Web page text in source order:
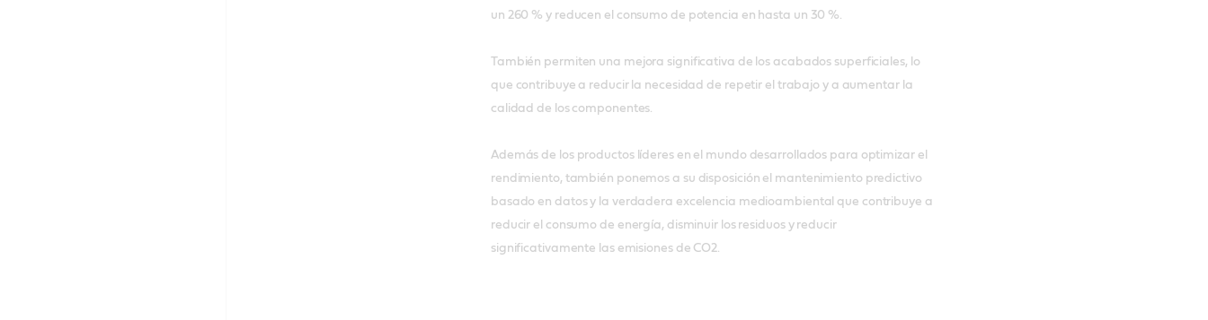
un 260 % y reducen el consumo de potencia en hasta un 30 %.
También permiten una mejora significativa de los acabados superficiales, lo
que contribuye a reducir la necesidad de repetir el trabajo y a aumentar la
calidad de los componentes.
Además de los productos líderes en el mundo desarrollados para optimizar el
rendimiento, también ponemos a su disposición el mantenimiento predictivo
basado en datos y la verdadera excelencia medioambiental que contribuye a
reducir el consumo de energía, disminuir los residuos y reducir
significativamente las emisiones de CO2.